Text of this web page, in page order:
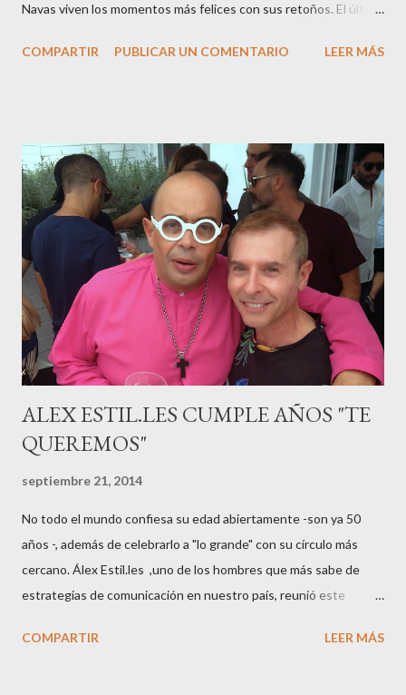
Navas viven los momentos más felices con sus retoños. El último
M ateo nació en Barcelona hace poco más de una semana. El top
haciéndole padre de un precioso niño. Marta ha sido toda una
campeona, durante los primeros 3 meses de embarazo tuvo que
guardar reposo debido a un síndrome llamado
“hiperemesisgravídica”.Pasados los meses fatídicos de
gestación Marta tiró adelante con el embarazo, ahora es una
mamá feliz. Otro de los modelos que ha sido padre este año ha
sido el madrileño, Emilio Flores , el top que desfiló en las mejores
pasarelas ...
COMPARTIR PUBLICAR UN COMENTARIO LEER MÁS
ALEX ESTIL.LES CUMPLE AÑOS "TE
QUEREMOS"
septiembre 21, 2014
No todo el mundo confiesa su edad abiertamente -son ya 50
años -, además de celebrarlo a "lo grande" con su círculo más
cercano. Álex Estil.les ,uno de los hombres que más sabe de
estrategias de comunicación en nuestro país, reunió este
colaboradores y amigos que a lo largo de su vida profesional han
COMPARTIR LEER MÁS